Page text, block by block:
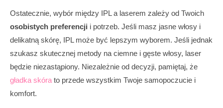
Ostatecznie, wybór między IPL a laserem zależy od Twoich
osobistych preferencji i potrzeb. Jeśli masz jasne włosy i
delikatną skórę, IPL może być lepszym wyborem. Jeśli jednak
szukasz skutecznej metody na ciemne i gęste włosy, laser
będzie niezastąpiony. Niezależnie od decyzji, pamiętaj, że
gładka skóra to przede wszystkim Twoje samopoczucie i
komfort.